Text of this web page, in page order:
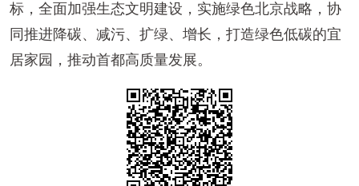
标，全面加强生态文明建设，实施绿色北京战略，协
同推进降碳、减污、扩绿、增长，打造绿色低碳的宜
居家园，推动首都高质量发展。